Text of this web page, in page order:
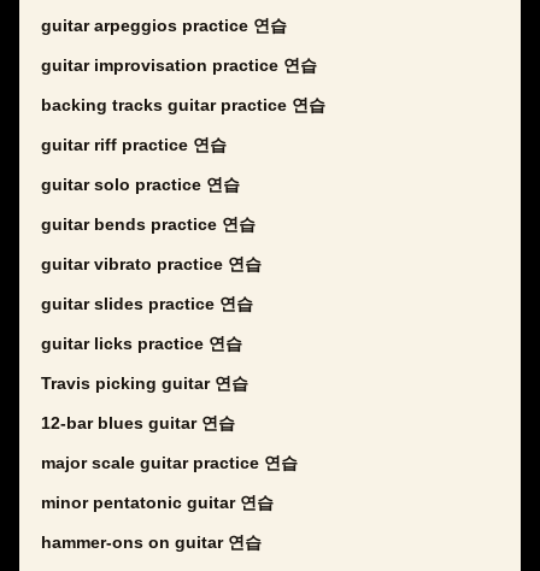
guitar arpeggios practice 연습
guitar improvisation practice 연습
backing tracks guitar practice 연습
guitar riff practice 연습
guitar solo practice 연습
guitar bends practice 연습
guitar vibrato practice 연습
guitar slides practice 연습
guitar licks practice 연습
Travis picking guitar 연습
12-bar blues guitar 연습
major scale guitar practice 연습
minor pentatonic guitar 연습
hammer-ons on guitar 연습